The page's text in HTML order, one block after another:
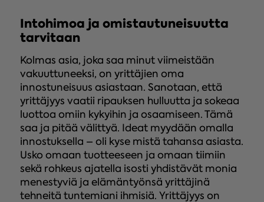
Intohimoa ja omistautuneisuutta
tarvitaan
Kolmas asia, joka saa minut viimeistään
vakuuttuneeksi, on yrittäjien oma
innostuneisuus asiastaan. Sanotaan, että
yrittäjyys vaatii ripauksen hulluutta ja sokeaa
luottoa omiin kykyihin ja osaamiseen. Tämä
saa ja pitää välittyä. Ideat myydään omalla
innostuksella – oli kyse mistä tahansa asiasta.
Usko omaan tuotteeseen ja omaan tiimiin
sekä rohkeus ajatella isosti yhdistävät monia
menestyviä ja elämäntyönsä yrittäjinä
tehneitä tuntemiani ihmisiä. Yrittäjyys on